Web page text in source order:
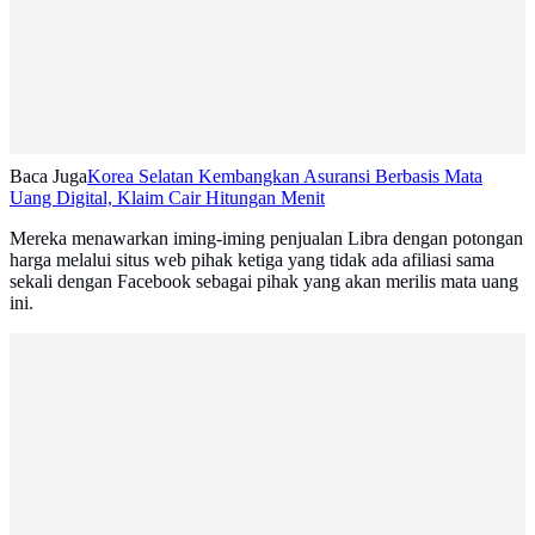
Baca JugaKorea Selatan Kembangkan Asuransi Berbasis Mata
Uang Digital, Klaim Cair Hitungan Menit
Mereka menawarkan iming-iming penjualan Libra dengan potongan
harga melalui situs web pihak ketiga yang tidak ada afiliasi sama
sekali dengan Facebook sebagai pihak yang akan merilis mata uang
ini.